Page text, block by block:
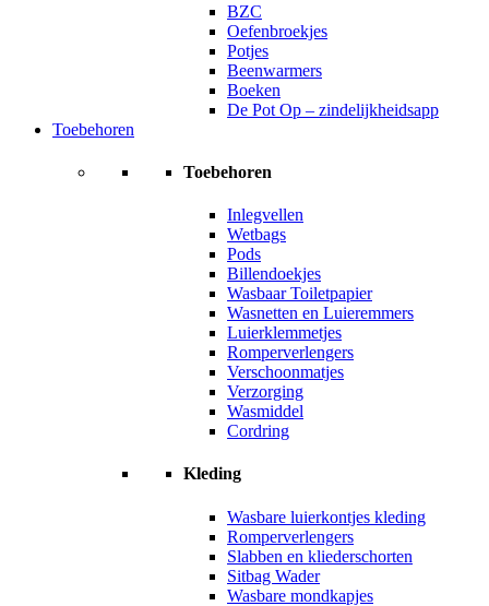
BZC
Oefenbroekjes
Potjes
Beenwarmers
Boeken
De Pot Op – zindelijkheidsapp
Toebehoren
Toebehoren
Inlegvellen
Wetbags
Pods
Billendoekjes
Wasbaar Toiletpapier
Wasnetten en Luieremmers
Luierklemmetjes
Romperverlengers
Verschoonmatjes
Verzorging
Wasmiddel
Cordring
Kleding
Wasbare luierkontjes kleding
Romperverlengers
Slabben en kliederschorten
Sitbag Wader
Wasbare mondkapjes